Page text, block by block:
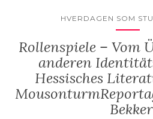
HVERDAGEN SOM
Rollenspiele – Vom
anderen
Hessisches
Bekker